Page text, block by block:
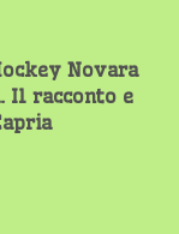
Novara
Il racconto e